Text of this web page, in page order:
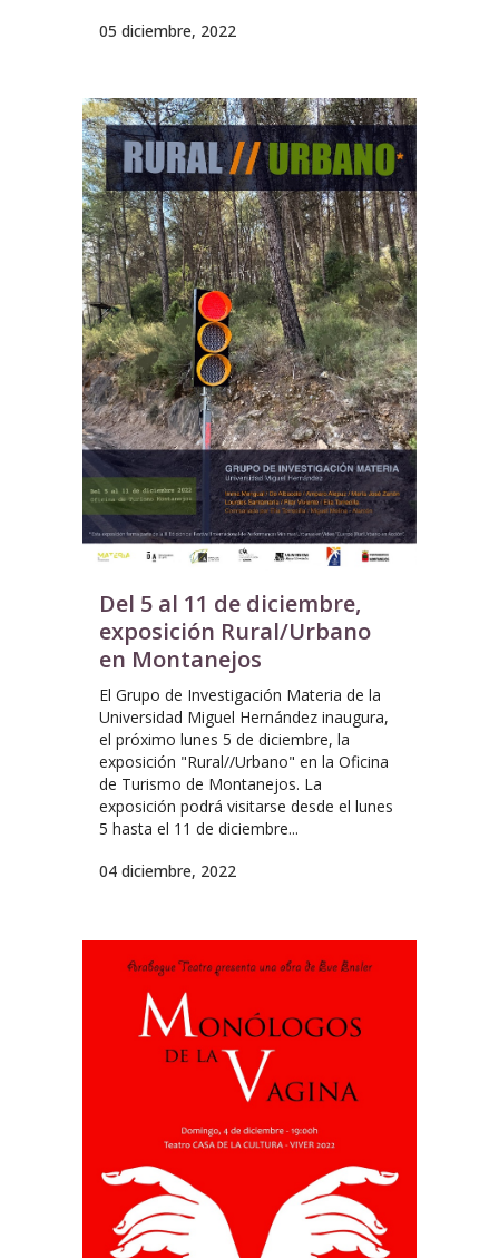
05 diciembre, 2022
Del 5 al 11 de diciembre,
exposición Rural/Urbano
en Montanejos
El Grupo de Investigación Materia de la
Universidad Miguel Hernández inaugura,
el próximo lunes 5 de diciembre, la
exposición "Rural//Urbano" en la Oficina
de Turismo de Montanejos. La
exposición podrá visitarse desde el lunes
5 hasta el 11 de diciembre...
04 diciembre, 2022